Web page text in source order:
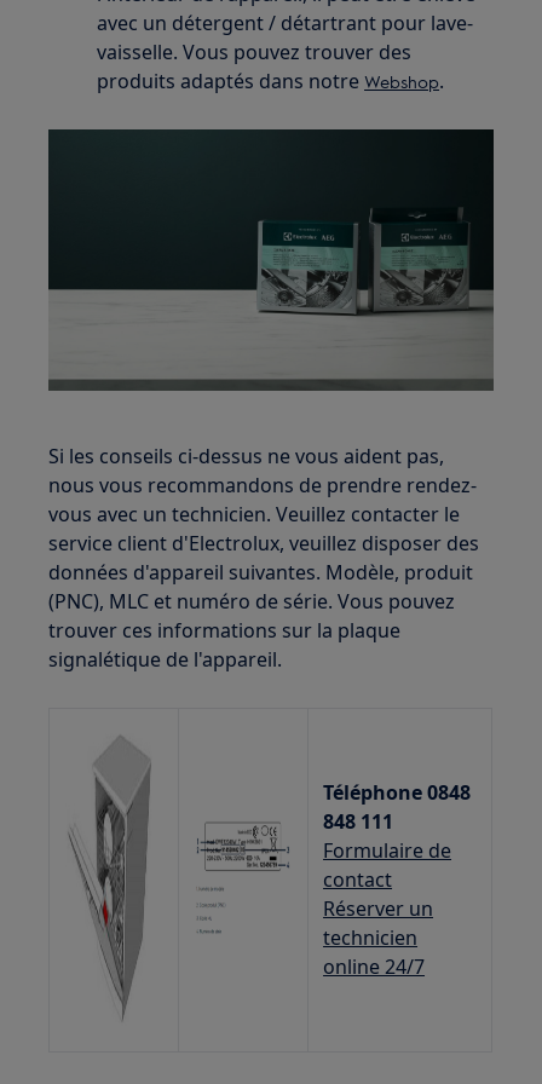
avec un détergent / détartrant pour lave-
vaisselle. Vous pouvez trouver des
produits adaptés dans notreWebshop.
Si les conseils ci-dessus ne vous aident pas,
nous vous recommandons de prendre rendez-
vous avec un technicien. Veuillez contacter le
service client d'Electrolux, veuillez disposer des
données d'appareil suivantes. Modèle, produit
(PNC), MLC et numéro de série. Vous pouvez
trouver ces informations sur la plaque
signalétique de l'appareil.
Téléphone 0848
848 111
Formulaire de
contact
Réserver un
technicien
online 24/7